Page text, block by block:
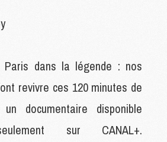
dans la légende : nos
revivre ces 120 minutes de
documentaire disponible
sur CANAL+.